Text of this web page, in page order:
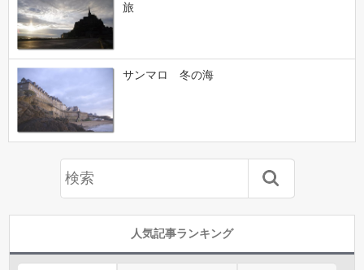
旅
サンマロ 冬の海
人気記事ランキング